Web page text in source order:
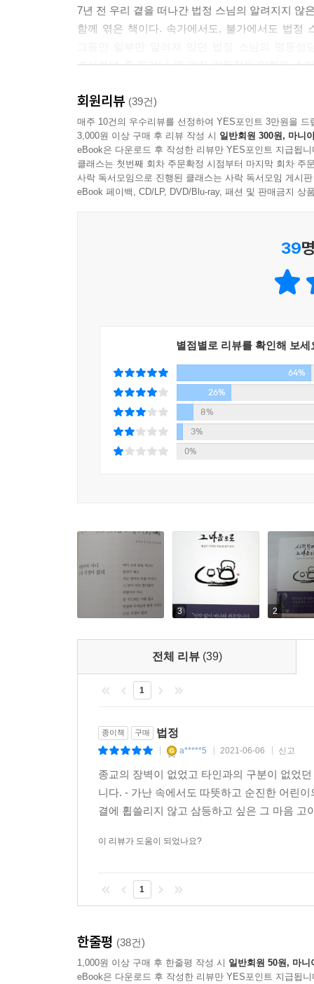
오늘날 한국 승단의 현실을 두고 살펴볼 때 몇 사
우주의 오묘한 조화가 우리 삶을 맞춰 주고 있음
---「겨울이 깊어 가다」중에서
가난 속에서도 따뜻하고 순진한 어린이의 그 마음
고 삼등하고 싶은 그 마음 고이 간직되었으면 좋겠
이번 길에 수녀원에서 하루 쉬면서 아침 미사에
울려 왔습니다. 수녀님께 진심으로 감사드립니다.
---「고통 속에 주님의 말씀이 있습니다」중에서
스님을 못 잊고 그리워하는 이들의 가슴속에 자비
부처님의 미소를 닮은 둥근 달로 떠오르십시오.
---「스님, 연꽃으로 오십시오」중에서
7년 전 우리 곁을 떠나간 법정 스님의 알려지지 않
함께 엮은 책이다. 속가에서도, 불가에서도 법정
조사하던 중 드러난 몇 가지 감동적인 일화가 소
법정 스님의 명동성당 강론 전문 첫 공개
“행복은 불필요한 것으로부터 자유로워질 때 찾아
1998년 2월 24일, 축성 100주년을 맞은 명동성
길상사 낙성법회를 갖는 동안 예고 없이 김수환
할 과제이지만, 스스로 억제하면서 선택한 맑
입장에서, 눈높이에서 언행을 구사해야 한다
강연에서도 드러난다. 당시 법정 스님의 강론과
타 종교의 성직자나 수도자들과 허물없이 교류
탁월했던 법정 스님의 재능 덕분이라고 현장 스님
모범적인 활동을 보인 불가의 승려로 법정 스님
함석헌 선생이 펴낸 교양잡지 『씨알의 소리』 편
또 현장 스님은 천주교 신자들과 법정 스님의 인
많았는데, 그들은 스스로를 ‘천불교 신자’라고 지
초당대학교의 문 교수로, 대학교에 다니던 시
털어놓았다. 그뿐만이 아니었다. 법정 스님은 어
되고 의사가 된 그들은 절대 입 밖에 내지 말라
이런 일도 있었다. 문 교수는 성당에서 세례를
법정 스님을 찾아가 “하느님이 계시다면 어떻게
했다. 그러자 법정 스님은 “천주님은 더 큰 시련
이외에도 길상사의 관음상이 가톨릭미술가협의
“연락 없이 떠나와 죄송합니다. 날마다 좋은 날 이
편지나 연하장을 보낼 때면 정성스레 한 자 한 자
함께한 시간 동안 쌓인 정은 끝까지 버리지 못한
회원리뷰 (39건)
매주 10건의 우수리뷰를 선정하여 YES포인트 3만원을 드
3,000원 이상 구매 후 리뷰 작성 시 일반회원 300원, 마니
eBook은 다운로드 후 작성한 리뷰만 YES포인트 지급됩니
클래스는 첫번째 회차 주문확정 시점부터 마지막 회차 주
사락 독서모임으로 진행된 클래스는 사락 독서모임 게시
eBook 페이백, CD/LP, DVD/Blu-ray, 패션 및 판매금지 상
39
별점별로 리뷰를 확인해 보세
64%
26%
8%
3%
0%
3 2
전체 리뷰 (39)
1
종이책 구매 법정
a*****5 2021-06-06 신고
종교의 장벽이 없었고 타인과의 구분이 없었
니다. - 가난 속에서도 따뜻하고 순진한 어린
결에 휩쓸리지 않고 삼등하고 싶은 그 마음
이 리뷰가 도움이 되었나요?
1
한줄평 (38건)
1,000원 이상 구매 후 한줄평 작성 시 일반회원 50원, 마니
eBook은 다운로드 후 작성한 리뷰만 YES포인트 지급됩니